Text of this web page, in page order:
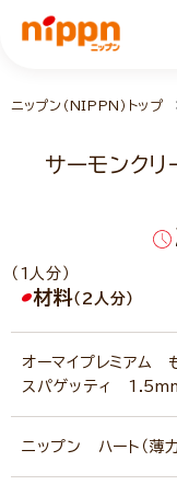
ニップン（NIPPN）トップ
サーモンクリ
（1人分）
材料（2人分）
オーマイプレミアム
スパゲッティ
ニップン ハート（薄